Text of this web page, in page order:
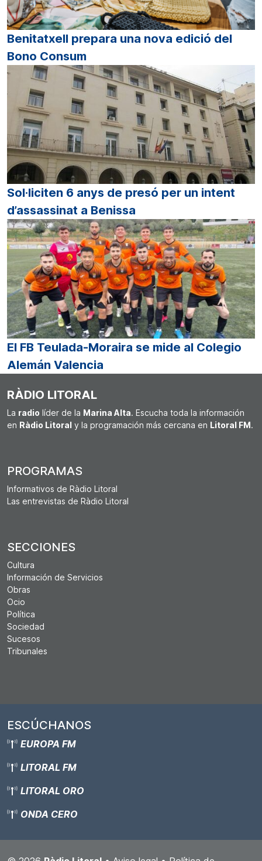
Benitatxell prepara una nova edició del
Bono Consum
Sol·liciten 6 anys de presó per un intent
d’assassinat a Benissa
El FB Teulada-Moraira se mide al Colegio
Alemán Valencia
RÀDIO LITORAL
La radio líder de la Marina Alta. Escucha toda la información
en Ràdio Litoral y la programación más cercana en Litoral FM.
PROGRAMAS
Informativos de Ràdio Litoral
Las entrevistas de Ràdio Litoral
SECCIONES
Cultura
Información de Servicios
Obras
Ocio
Política
Sociedad
Sucesos
Tribunales
ESCÚCHANOS
EUROPA FM
LITORAL FM
LITORAL ORO
ONDA CERO